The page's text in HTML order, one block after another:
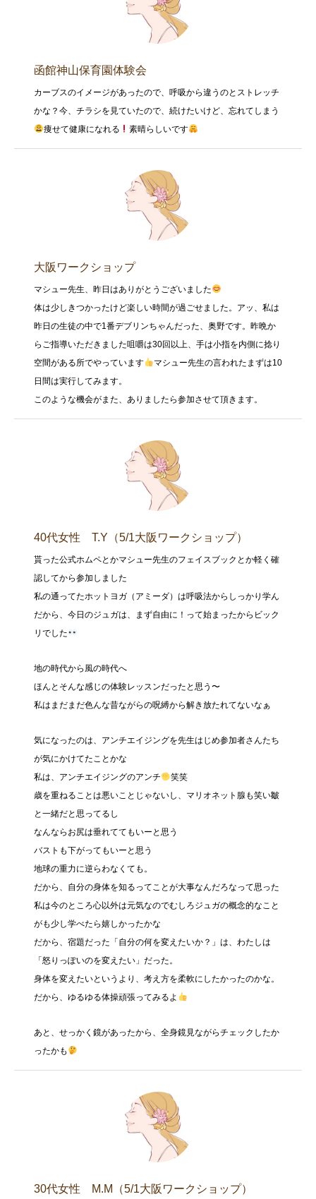
函館神山保育園体験会
カーブスのイメージがあったので、呼吸から違うのとストレッチ
かな？今、チラシを見ていたので、続けたいけど、忘れてしまう
痩せて健康になれる
素晴らしいです
大阪ワークショップ
マシュー先生、昨日はありがとうございました
体は少しきつかったけど楽しい時間が過ごせました。アッ、私は
昨日の生徒の中で1番デブリンちゃんだった、奥野です。昨晩か
らご指導いただきました咀嚼は30回以上、手は小指を内側に捻り
空間がある所でやっています
マシュー先生の言われたまずは10
日間は実行してみます。
このような機会がまた、ありましたら参加させて頂きます。
40代女性 T.Y（5/1大阪ワークショップ）
貰った公式ホムペとかマシュー先生のフェイスブックとか軽く確
認してから参加しました
私の通ってたホットヨガ（アミーダ）は呼吸法からしっかり学ん
だから、今日のジュガは、まず自由に！って始まったからビック
リでした
地の時代から風の時代へ
ほんとそんな感じの体験レッスンだったと思う〜
私はまだまだ色んな昔ながらの呪縛から解き放たれてないなぁ
気になったのは、アンチエイジングを先生はじめ参加者さんたち
が気にかけてたことかな
私は、アンチエイジングのアンチ
笑笑
歳を重ねることは悪いことじゃないし、マリオネット腺も笑い皺
と一緒だと思ってるし
なんならお尻は垂れててもいーと思う
バストも下がってもいーと思う
地球の重力に逆らわなくても。
だから、自分の身体を知るってことが大事なんだろなって思った
私は今のところ心以外は元気なのでむしろジュガの概念的なこと
がも少し学べたら嬉しかったかな
だから、宿題だった「自分の何を変えたいか？」は、わたしは
「怒りっぽいのを変えたい」だった。
身体を変えたいというより、考え方を柔軟にしたかったのかな。
だから、ゆるゆる体操頑張ってみるよ
あと、せっかく鏡があったから、全身鏡見ながらチェックしたか
ったかも
30代女性 M.M（5/1大阪ワークショップ）